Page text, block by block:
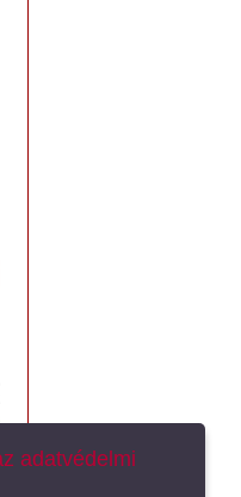
adatvédelmi